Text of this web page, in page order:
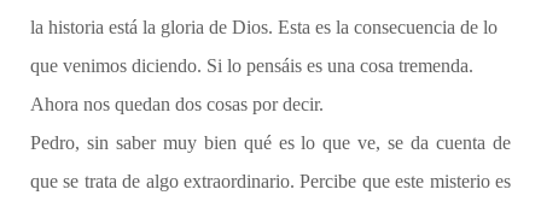
la historia está la gloria de Dios. Esta es la consecuencia de lo
que venimos diciendo. Si lo pensáis es una cosa tremenda.
Ahora nos quedan dos cosas por decir.
Pedro, sin saber muy bien qué es lo que ve, se da cuenta de
que se trata de algo extraordinario. Percibe que este misterio es